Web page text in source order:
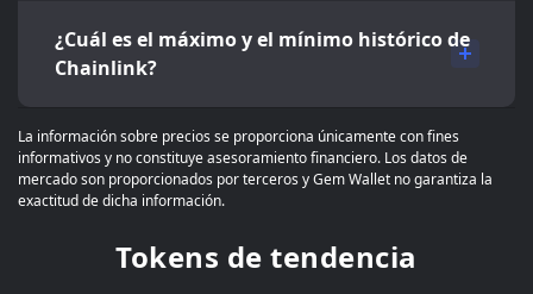
¿Cuál es el máximo y el mínimo histórico de
Chainlink?
La información sobre precios se proporciona únicamente con fines
informativos y no constituye asesoramiento financiero. Los datos de
mercado son proporcionados por terceros y Gem Wallet no garantiza la
exactitud de dicha información.
Tokens de tendencia